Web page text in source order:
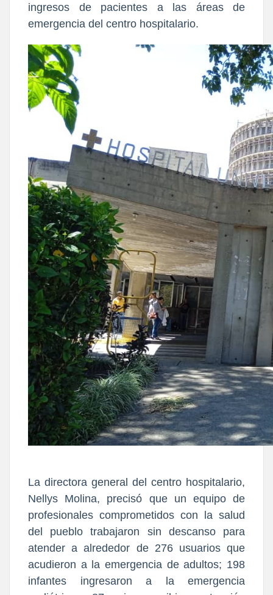
ingresos de pacientes a las áreas de
emergencia del centro hospitalario.
La directora general del centro hospitalario,
Nellys Molina, precisó que un equipo de
profesionales comprometidos con la salud
del pueblo trabajaron sin descanso para
atender a alrededor de 276 usuarios que
acudieron a la emergencia de adultos; 198
infantes ingresaron a la emergencia